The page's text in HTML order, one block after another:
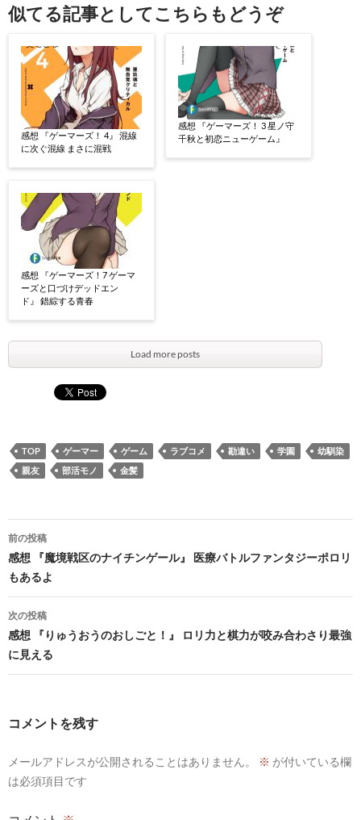
似てる記事としてこちらもどうぞ
感想 『ゲーマーズ！ 4』 混線
に次ぐ混線 まさに混戦
感想 『ゲーマーズ！7 ゲーマ
ーズと口づけデッドエン
ド』 錯綜する青春
感想 『ゲーマーズ！ 3 星ノ守
千秋と初恋ニューゲーム』
Load more posts
TOP ゲーマー ゲーム ラブコメ 勘違い 学園
幼馴染
親友
部活モノ 金髪
投
稿
ナ
ビ
ゲ
ー
ョ
ン
前の投稿
感想 『魔境戦区のナイチンゲール』 医療バトルファンタジーポロリ
もあるよ
次の投稿
感想 『りゅうおうのおしごと！』 ロリ力と棋力が咬み合わさり最強
に見える
コメントを残す
メールアドレスが公開されることはありません。 ※ が付いている欄
は必須項目です